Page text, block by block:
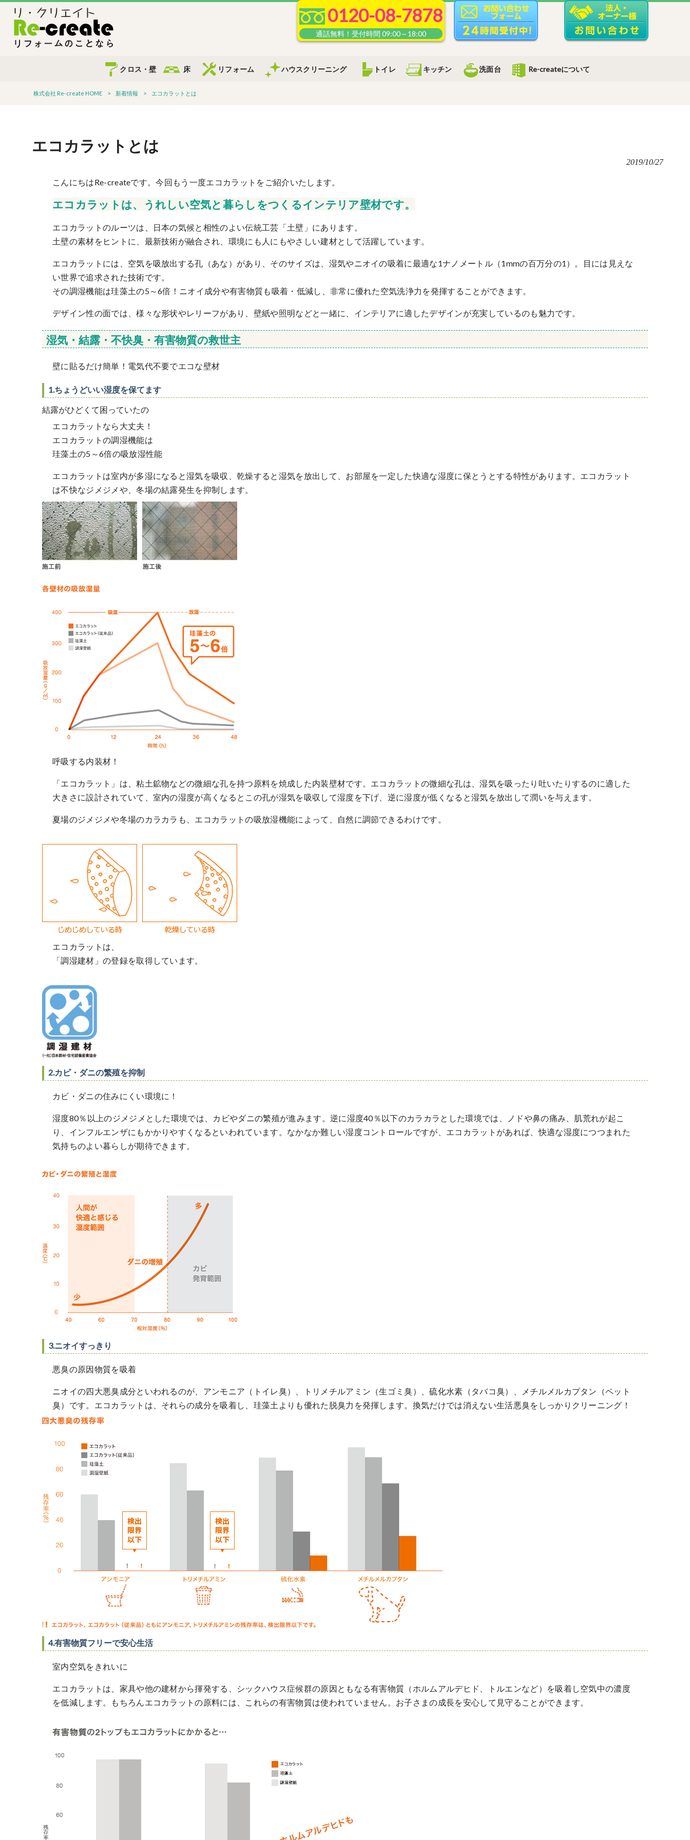
0120-08-7878
クロス・壁 床 リフォーム ハウスクリーニング トイレ キッチン 洗面台 Re-createについて
株式会社 Re-create HOME > 新着情報 > エコカラットとは
エコカラットとは
2019/10/27
こんにちはRe-createです。今回もう一度エコカラットをご紹介いたします。
エコカラットは、うれしい空気と暮らしをつくるインテリア壁材です。
エコカラットのルーツは、日本の気候と相性のよい伝統工芸「土壁」にあります。
土壁の素材をヒントに、最新技術が融合され、環境にも人にもやさしい建材として活躍しています。
エコカラットには、空気を吸放出する孔（あな）があり、そのサイズは、湿気やニオイの吸着に最適な1ナノメートル（1mmの百万分の1）。目には見えな
い世界で追求された技術です。
その調湿機能は珪藻土の5～6倍！ニオイ成分や有害物質も吸着・低減し、非常に優れた空気洗浄力を発揮することができます。
デザイン性の面では、様々な形状やレリーフがあり、壁紙や照明などと一緒に、インテリアに適したデザインが充実しているのも魅力です。
湿気・結露・不快臭・有害物質の救世主
壁に貼るだけ簡単！電気代不要でエコな壁材
1.ちょうどいい湿度を保てます
結露がひどくて困っていたの
エコカラットなら大丈夫！
エコカラットの調湿機能は
珪藻土の5～6倍の吸放湿性能
エコカラットは室内が多湿になると湿気を吸収、乾燥すると湿気を放出して、お部屋を一定した快適な湿度に保とうとする特性があります。エコカラット
は不快なジメジメや、冬場の結露発生を抑制します。
呼吸する内装材！
「エコカラット」は、粘土鉱物などの微細な孔を持つ原料を焼成した内装壁材です。エコカラットの微細な孔は、湿気を吸ったり吐いたりするのに適した
大きさに設計されていて、室内の湿度が高くなるとこの孔が湿気を吸収して湿度を下げ、逆に湿度が低くなると湿気を放出して潤いを与えます。
夏場のジメジメや冬場のカラカラも、エコカラットの吸放湿機能によって、自然に調節できるわけです。
エコカラットは、
「調湿建材」の登録を取得しています。
2.カビ・ダニの繁殖を抑制
カビ・ダニの住みにくい環境に！
湿度80％以上のジメジメとした環境では、カビやダニの繁殖が進みます。逆に湿度40％以下のカラカラとした環境では、ノドや鼻の痛み、肌荒れが起こ
り、インフルエンザにもかかりやすくなるといわれています。なかなか難しい湿度コントロールですが、エコカラットがあれば、快適な湿度につつまれた
気持ちのよい暮らしが期待できます。
3.ニオイすっきり
悪臭の原因物質を吸着
ニオイの四大悪臭成分といわれるのが、アンモニア（トイレ臭）、トリメチルアミン（生ゴミ臭）、硫化水素（タバコ臭）、メチルメルカプタン（ペット
臭）です。エコカラットは、それらの成分を吸着し、珪藻土よりも優れた脱臭力を発揮します。換気だけでは消えない生活悪臭をしっかりクリーニング！
4.有害物質フリーで安心生活
室内空気をきれいに
エコカラットは、家具や他の建材から揮発する、シックハウス症候群の原因ともなる有害物質（ホルムアルデヒド、トルエンなど）を吸着し空気中の濃度
を低減します。もちろんエコカラットの原料には、これらの有害物質は使われていません。お子さまの成長を安心して見守ることができます。